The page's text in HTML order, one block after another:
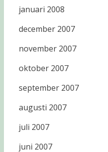
januari 2008
december 2007
november 2007
oktober 2007
september 2007
augusti 2007
juli 2007
juni 2007